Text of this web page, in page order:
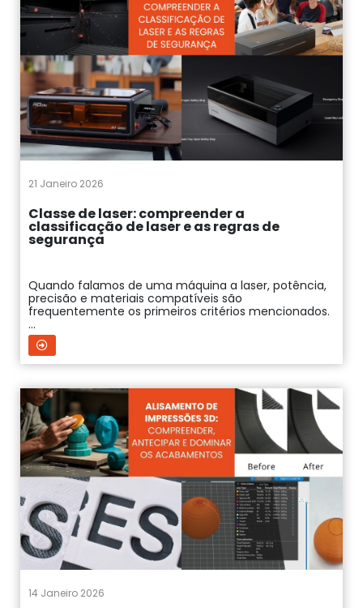
21 Janeiro 2026
Classe de laser: compreender a
classificação de laser e as regras de
segurança
Quando falamos de uma máquina a laser, potência,
precisão e materiais compatíveis são
frequentemente os primeiros critérios mencionados.
...
14 Janeiro 2026